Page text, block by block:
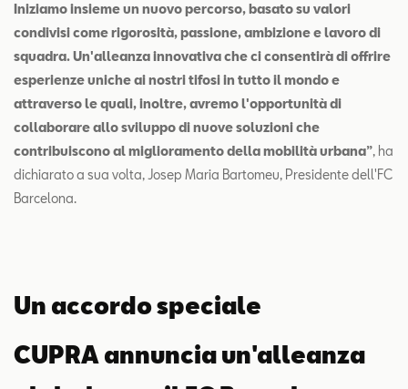
Iniziamo insieme un nuovo percorso, basato su valori
condivisi come rigorosità, passione, ambizione e lavoro di
squadra. Un'alleanza innovativa che ci consentirà di offrire
esperienze uniche ai nostri tifosi in tutto il mondo e
attraverso le quali, inoltre, avremo l'opportunità di
collaborare allo sviluppo di nuove soluzioni che
contribuiscono al miglioramento della mobilità urbana”, ha
dichiarato a sua volta, Josep Maria Bartomeu, Presidente dell'FC
Barcelona.
Un accordo speciale
CUPRA annuncia un'alleanza